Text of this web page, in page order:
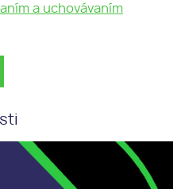
a uchovávaním